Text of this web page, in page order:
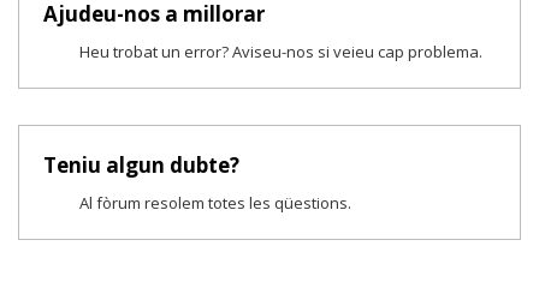
Ajudeu-nos a millorar
Heu trobat un error? Aviseu-nos si veieu cap problema.
Teniu algun dubte?
Al fòrum resolem totes les qüestions.